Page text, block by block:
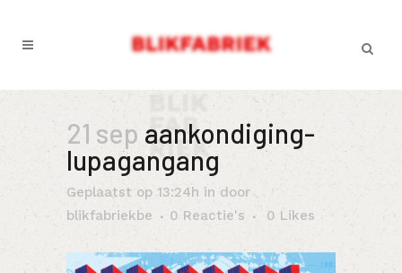
21 sep aankondiging-
lupagangang
Geplaatst op 13:24h in door
blikfabriekbe
0 Reactie's 0 Likes